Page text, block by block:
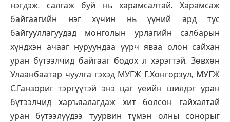
нэгдэж, салгаж буй нь харамсалтай. Харамсаж
байгаагийн нэг хүчин нь үүний ард тус
байгууллагуудад монголын урлагийн салбарын
хүндхэн ачааг нуруундаа үүрч яваа олон сайхан
уран бүтээлчид байгааг бодох л хэрэгтэй. Зөвхөн
Улаанбаатар чуулга гэхэд МУГЖ Г.Хонгорзул, МУГЖ
С.Ганзориг тэргүүтэй энэ цаг үеийн шилдэг уран
бүтээлчид харъяалагдаж хит болсон гайхалтай
уран бүтээлүүдээ туурвин түмэн олны сонорыг